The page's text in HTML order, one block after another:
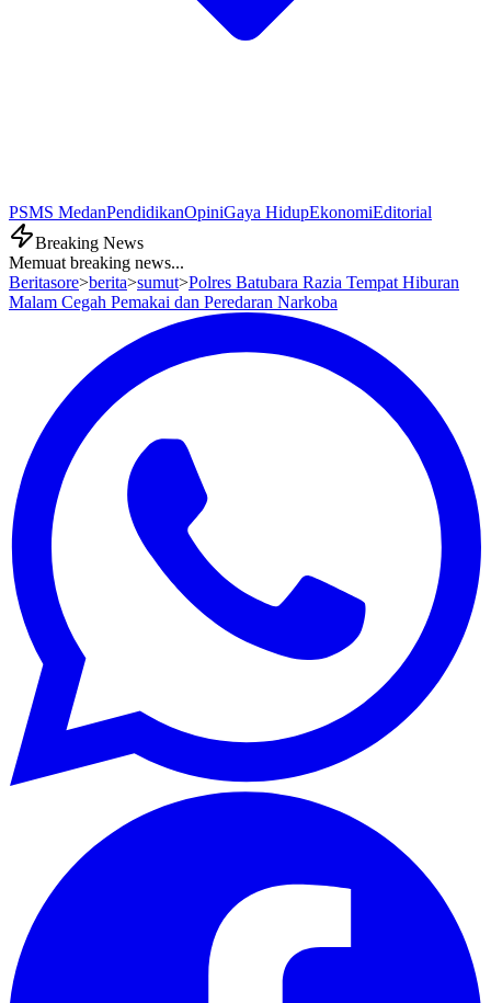
PSMS MedanPendidikanOpiniGaya HidupEkonomiEditorial
Breaking News
Memuat breaking news...
Beritasore>berita>sumut>Polres Batubara Razia Tempat Hiburan
Malam Cegah Pemakai dan Peredaran Narkoba